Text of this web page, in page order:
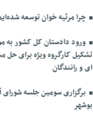
چرا مرثیه خوان توسعه
ورود دادستان کل کشور به
تشکیل کارگروه ویژه برای
ای و رانندگان
برگزاری سومین جلسه
بوشهر